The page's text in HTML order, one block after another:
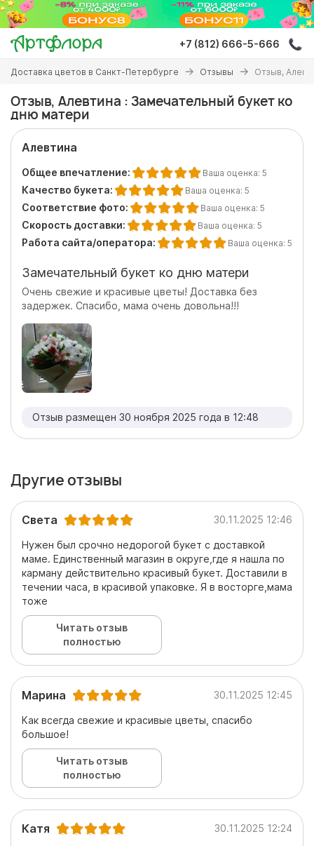
Перейти
основному
содержанию
+7 (812) 666-5-666
Вы
здесь
Доставка цветов в Санкт-Петербурге Отзывы Отзыв,
Отзыв, Алевтина : Замечательный букет ко
дню матери
Алевтина
Общее впечатление: Ваша оценка: 5
Качество букета: Ваша оценка: 5
Соответствие фото: Ваша оценка: 5
Скорость доставки: Ваша оценка: 5
Работа сайта/оператора: Ваша оценка: 5
Замечательный букет ко дню матери
Очень свежие и красивые цветы! Доставка без
задержек. Спасибо, мама очень довольна!!!
Отзыв размещен 30 ноября 2025 года в 12:48
Другие отзывы
Света 30.11.2025 12:46
Нужен был срочно недорогой букет с доставкой
маме. Единственный магазин в округе,где я нашла по
карману действительно красивый букет. Доставили в
течении часа, в красивой упаковке. Я в восторге,мама
тоже
Читать отзыв
полностью
Марина 30.11.2025 12:45
Как всегда свежие и красивые цветы, спасибо
большое!
Читать отзыв
полностью
Катя 30.11.2025 12:24